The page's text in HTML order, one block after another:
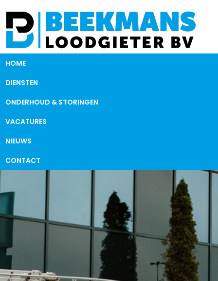
HOME
DIENSTEN
ONDERHOUD & STORINGEN
VACATURES
NIEUWS
CONTACT